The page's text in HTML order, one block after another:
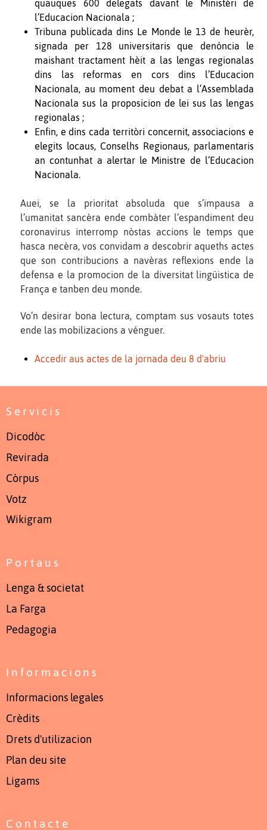
quauques 600 delegats davant le Ministèri de
l’Educacion Nacionala ;
Tribuna publicada dins Le Monde le 13 de heurèr,
signada per 128 universitaris que denóncia le
maishant tractament hèit a las lengas regionalas
dins las reformas en cors dins l’Educacion
Nacionala, au moment deu debat a l’Assemblada
Nacionala sus la proposicion de lei sus las lengas
regionalas ;
Enfin, e dins cada territòri concernit, associacions e
elegits locaus, Conselhs Regionaus, parlamentaris
an contunhat a alertar le Ministre de l’Educacion
Nacionala.
Auei, se la prioritat absoluda que s’impausa a
l’umanitat sancèra ende combàter l’espandiment deu
coronavirus interromp nòstas accions le temps que
hasca necèra, vos convidam a descobrir aqueths actes
que son contribucions a navèras reflexions ende la
defensa e la promocion de la diversitat lingüistica de
França e tanben deu monde.
Vo’n desirar bona lectura, comptam sus vosauts totes
ende las mobilizacions a vénguer.
Accedir aus actes de la jornada deu 8 d'abriu
Servicis
Dicodòc
Revirada
Còrpus
Votz
Wikigram
Portaus
Lenga & societat
La Farga
Pedagogia
Informacions
Informacions legales
Crèdits
Drets d'utilizacion
Plan deu site
Ligams
Contacte